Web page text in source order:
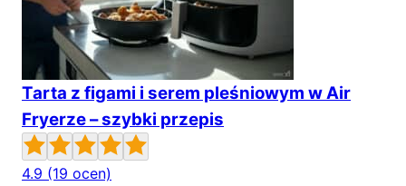
Tarta z figami i serem pleśniowym w Air
Fryerze – szybki przepis
4.9 (19 ocen)